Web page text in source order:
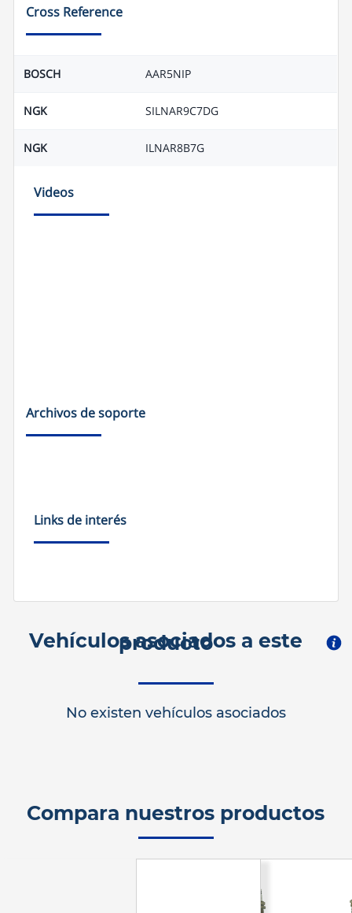
Cross Reference
BOSCH AAR5NIP
NGK SILNAR9C7DG
NGK ILNAR8B7G
Videos
Archivos de soporte
Links de interés
Vehículos asociados a este
producto
No existen vehículos asociados
Compara nuestros productos